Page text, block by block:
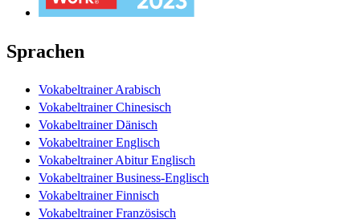
Sprachen
Vokabeltrainer Arabisch
Vokabeltrainer Chinesisch
Vokabeltrainer Dänisch
Vokabeltrainer Englisch
Vokabeltrainer Abitur Englisch
Vokabeltrainer Business-Englisch
Vokabeltrainer Finnisch
Vokabeltrainer Französisch